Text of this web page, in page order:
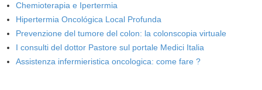
Chemioterapia e Ipertermia
Hipertermia Oncológica Local Profunda
Prevenzione del tumore del colon: la colonscopia virtuale
I consulti del dottor Pastore sul portale Medici Italia
Assistenza infermieristica oncologica: come fare ?